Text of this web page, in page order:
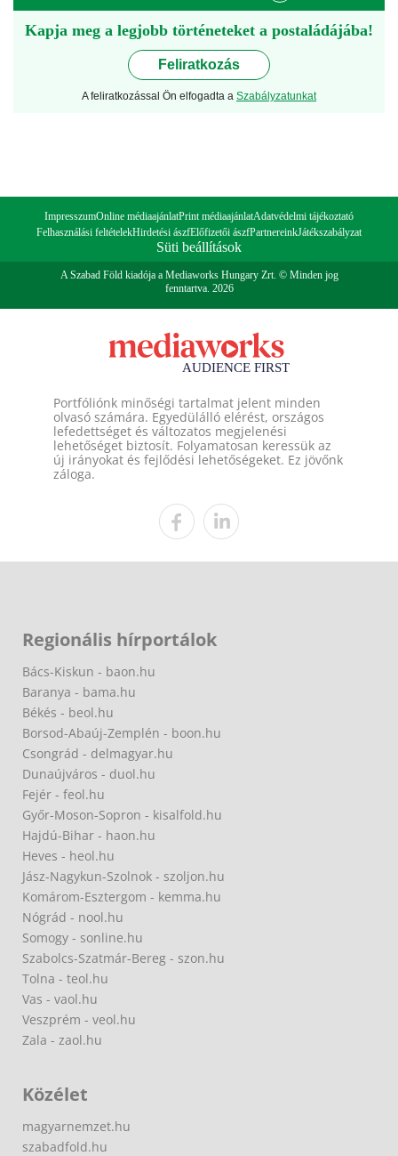
Kapja meg a legjobb történeteket a postaládájába!
Feliratkozás
A feliratkozással Ön elfogadta a Szabályzatunkat
ImpresszumOnline médiaajánlatPrint médiaajánlatAdatvédelmi tájékoztató
Felhasználási feltételekHirdetési ászfElőfizetői ászfPartnereinkJátékszabályzat
Süti beállítások
A Szabad Föld kiadója a Mediaworks Hungary Zrt. © Minden jog
fenntartva. 2026
Portfóliónk minőségi tartalmat jelent minden
olvasó számára. Egyedülálló elérést, országos
lefedettséget és változatos megjelenési
lehetőséget biztosít. Folyamatosan keressük az
új irányokat és fejlődési lehetőségeket. Ez jövőnk
záloga.
Regionális hírportálok
Bács-Kiskun - baon.hu
Baranya - bama.hu
Békés - beol.hu
Borsod-Abaúj-Zemplén - boon.hu
Csongrád - delmagyar.hu
Dunaújváros - duol.hu
Fejér - feol.hu
Győr-Moson-Sopron - kisalfold.hu
Hajdú-Bihar - haon.hu
Heves - heol.hu
Jász-Nagykun-Szolnok - szoljon.hu
Komárom-Esztergom - kemma.hu
Nógrád - nool.hu
Somogy - sonline.hu
Szabolcs-Szatmár-Bereg - szon.hu
Tolna - teol.hu
Vas - vaol.hu
Veszprém - veol.hu
Zala - zaol.hu
Közélet
magyarnemzet.hu
szabadfold.hu